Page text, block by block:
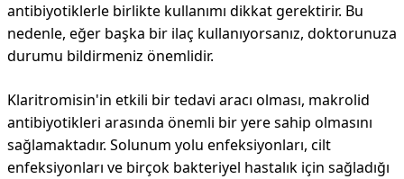
antibiyotiklerle birlikte kullanımı dikkat gerektirir. Bu
nedenle, eğer başka bir ilaç kullanıyorsanız, doktorunuza
durumu bildirmeniz önemlidir.
Klaritromisin'in etkili bir tedavi aracı olması, makrolid
antibiyotikleri arasında önemli bir yere sahip olmasını
sağlamaktadır. Solunum yolu enfeksiyonları, cilt
enfeksiyonları ve birçok bakteriyel hastalık için sağladığı